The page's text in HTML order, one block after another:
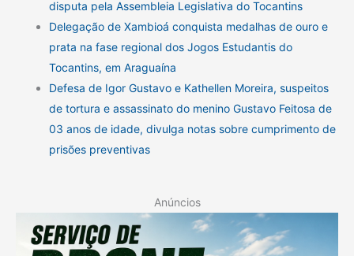
disputa pela Assembleia Legislativa do Tocantins
Delegação de Xambioá conquista medalhas de ouro e
prata na fase regional dos Jogos Estudantis do
Tocantins, em Araguaína
Defesa de Igor Gustavo e Kathellen Moreira, suspeitos
de tortura e assassinato do menino Gustavo Feitosa de
03 anos de idade, divulga notas sobre cumprimento de
prisões preventivas
Anúncios